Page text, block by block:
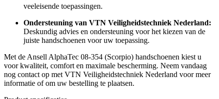
veeleisende toepassingen.
Ondersteuning van VTN Veiligheidstechniek Nederland:
Deskundig advies en ondersteuning voor het kiezen van de
juiste handschoenen voor uw toepassing.
Met de Ansell AlphaTec 08-354 (Scorpio) handschoenen kiest u
voor kwaliteit, comfort en maximale bescherming. Neem vandaag
nog contact op met VTN Veiligheidstechniek Nederland voor meer
informatie of om uw bestelling te plaatsen.